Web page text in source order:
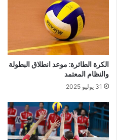
الكرة الطائرة: موعد انطلاق البطولة
والنظام المعتمد
31 يوليو 2025